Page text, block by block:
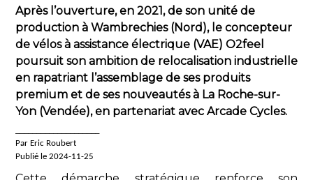
Après l’ouverture, en 2021, de son unité de
production à Wambrechies (Nord), le concepteur
de vélos à assistance électrique (VAE) O2feel
poursuit son ambition de relocalisation industrielle
en rapatriant l’assemblage de ses produits
premium et de ses nouveautés à La Roche-sur-
Yon (Vendée), en partenariat avec Arcade Cycles.
Par Eric Roubert
Publié le 2024-11-25